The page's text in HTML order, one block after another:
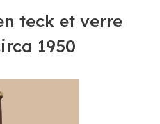
teck et verre
1950